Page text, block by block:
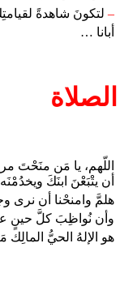
– لتكونَ شاهدةً
أبانا …
الصلاة
اللّهم، يا مَن منَحْتَ
أن يتْبَعْنَ ابنَكَ ويخدُمْنَه
هلمَّ وامنحْنا أن نرى
وأن نُواظِبَ كلَّ حينٍ
هو الإلهُ الحيُّ